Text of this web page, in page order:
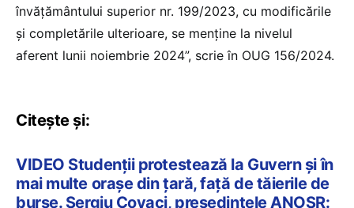
învățământului superior nr. 199/2023, cu modificările
și completările ulterioare, se menține la nivelul
aferent lunii noiembrie 2024”, scrie în OUG 156/2024.
Citește și:
VIDEO Studenții protestează la Guvern și în
mai multe orașe din țară, față de tăierile de
burse. Sergiu Covaci, președintele ANOSR: